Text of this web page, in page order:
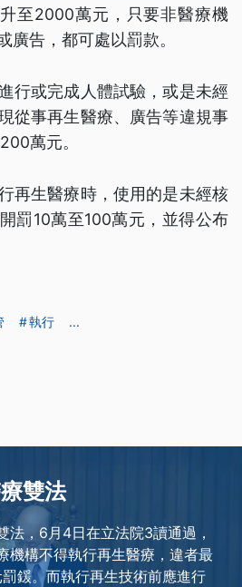
至2000萬元，只要非醫療機
廣告，都可處以罰款。
行或完成人體試驗，或是未經
從事再生醫療、廣告等違規事
萬元。
再生醫療時，使用的是未經核
罰10萬至100萬元，並得公布
執行 ...
雙法
法，6月4日在立法院3讀通過，
機構不得執行再生醫療，違者最
鍰。而執行再生技術前應進行